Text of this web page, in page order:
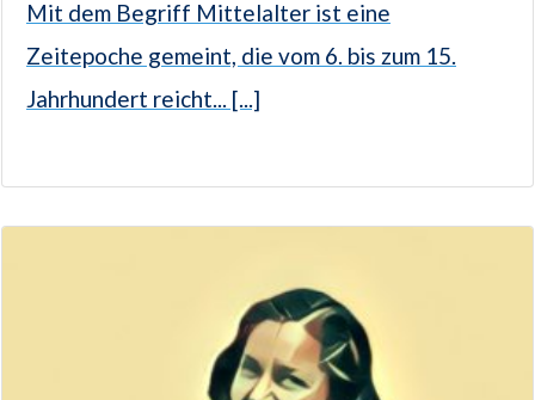
Mit dem Begriff Mittelalter ist eine
Zeitepoche gemeint, die vom 6. bis zum 15.
Jahrhundert reicht... [...]